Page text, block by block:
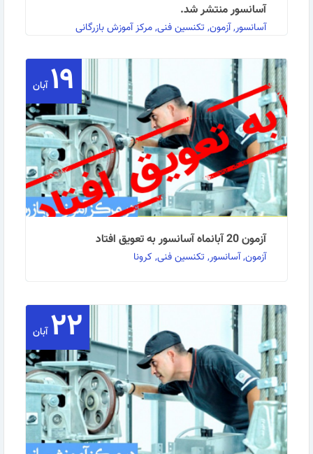
آسانسور منتشر شد.
آسانسور, آزمون, تکنسین فنی, مرکز آموزش بازرگانی
به اطلاع کلیه علاقمندان به شرکت در آزمونهای مدیران و
تکنسین های فنی آسانسور می رساند طبق تفاهم نامه …
ادامه مطلب
۱۹ آبان
آزمون 20 آبانماه آسانسور به تعویق افتاد
آزمون, آسانسور, تکنسین فنی, کرونا
نظر به شیوع گسترده بیماری کرونا و محدودیت‌های اعمال
شده جهت مقابله با این ویروس، به اطلاع می‌رساند، …
ادامه مطلب
۲۲ آبان